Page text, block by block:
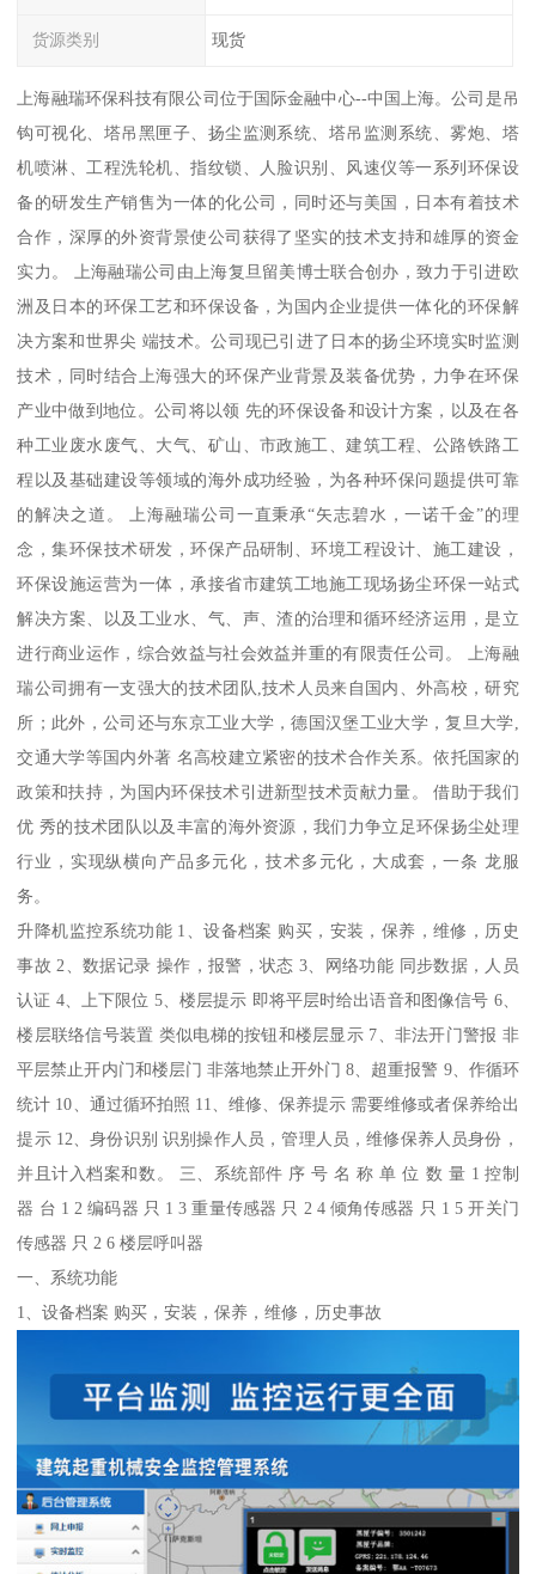
货源类别 现货
上海融瑞环保科技有限公司位于国际金融中心--中国上海。公司是吊
钩可视化、塔吊黑匣子、扬尘监测系统、塔吊监测系统、雾炮、塔
机喷淋、工程洗轮机、指纹锁、人脸识别、风速仪等一系列环保设
备的研发生产销售为一体的化公司，同时还与美国，日本有着技术
合作，深厚的外资背景使公司获得了坚实的技术支持和雄厚的资金
实力。 上海融瑞公司由上海复旦留美博士联合创办，致力于引进欧
洲及日本的环保工艺和环保设备，为国内企业提供一体化的环保解
决方案和世界尖 端技术。公司现已引进了日本的扬尘环境实时监测
技术，同时结合上海强大的环保产业背景及装备优势，力争在环保
产业中做到地位。公司将以领 先的环保设备和设计方案，以及在各
种工业废水废气、大气、矿山、市政施工、建筑工程、公路铁路工
程以及基础建设等领域的海外成功经验，为各种环保问题提供可靠
的解决之道。 上海融瑞公司一直秉承“矢志碧水，一诺千金”的理
念，集环保技术研发，环保产品研制、环境工程设计、施工建设，
环保设施运营为一体，承接省市建筑工地施工现场扬尘环保一站式
解决方案、以及工业水、气、声、渣的治理和循环经济运用，是立
进行商业运作，综合效益与社会效益并重的有限责任公司。 上海融
瑞公司拥有一支强大的技术团队,技术人员来自国内、外高校，研究
所；此外，公司还与东京工业大学，德国汉堡工业大学，复旦大学,
交通大学等国内外著 名高校建立紧密的技术合作关系。依托国家的
政策和扶持，为国内环保技术引进新型技术贡献力量。 借助于我们
优 秀的技术团队以及丰富的海外资源，我们力争立足环保扬尘处理
行业，实现纵横向产品多元化，技术多元化，大成套，一条 龙服
务。
升降机监控系统功能 1、设备档案 购买，安装，保养，维修，历史
事故 2、数据记录 操作，报警，状态 3、网络功能 同步数据，人员
认证 4、上下限位 5、楼层提示 即将平层时给出语音和图像信号 6、
楼层联络信号装置 类似电梯的按钮和楼层显示 7、非法开门警报 非
平层禁止开内门和楼层门 非落地禁止开外门 8、超重报警 9、作循环
统计 10、通过循环拍照 11、维修、保养提示 需要维修或者保养给出
提示 12、身份识别 识别操作人员，管理人员，维修保养人员身份，
并且计入档案和数。 三、系统部件 序 号 名 称 单 位 数 量 1 控制
器 台 1 2 编码器 只 1 3 重量传感器 只 2 4 倾角传感器 只 1 5 开关门
传感器 只 2 6 楼层呼叫器
一、系统功能
1、设备档案 购买，安装，保养，维修，历史事故